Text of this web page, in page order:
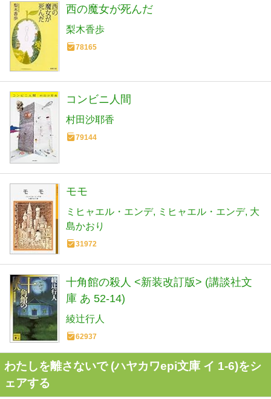
西の魔女が死んだ
梨木香歩
78165
コンビニ人間
村田沙耶香
79144
モモ
ミヒャエル・エンデ ミヒャエル・エンデ 大
島かおり
31972
十角館の殺人 <新装改訂版> (講談社文
庫 あ 52-14)
綾辻行人
62937
わたしを離さないで (ハヤカワepi文庫 イ 1-6)をシ
ェアする